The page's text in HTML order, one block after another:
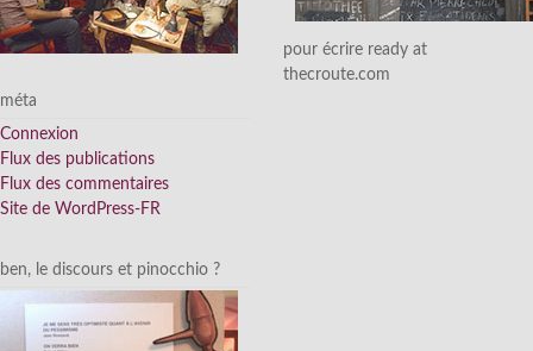
méta
Connexion
Flux des publications
Flux des commentaires
Site de WordPress-FR
ben, le discours et pinocchio ?
pour écrire ready at
thecroute.com